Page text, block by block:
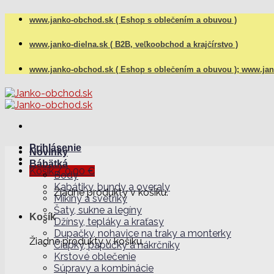
Skip
content
www.janko-obchod.sk ( Eshop s oblečením a obuvou )
www.janko-dielna.sk ( B2B, veľkoobchod a krajčírstvo )
www.janko-obchod.sk ( Eshop s oblečením a obuvou );
Prihlásenie
Košík /0,00 €
Žiadne produkty v košíku.
Košík
Žiadne produkty v košíku.
Novinky
Bábätká
Body
Kabátiky, bundy a overaly
Mikiny a svetríky
Šaty, sukne a legíny
Džínsy, tepláky a kraťasy
Dupačky, nohavice na traky a monterky
Čiapky, papučky a nákrčníky
Krstové oblečenie
Súpravy a kombinácie